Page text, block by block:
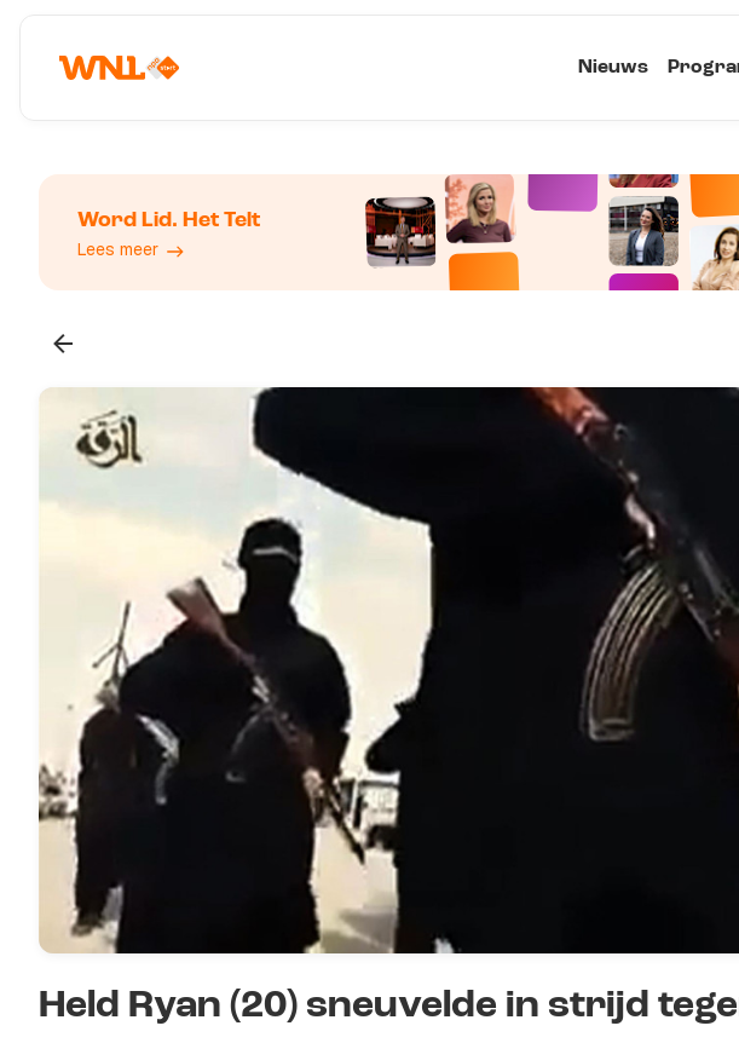
Nieuws
Word Lid. Het Telt
Lees meer
Held Ryan (20) sneuvelde in strijd